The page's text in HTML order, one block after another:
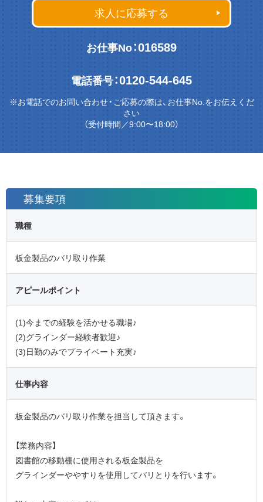
求人に応募する
お仕事No：016589
電話番号：0120-544-645
※お電話でのお問い合わせ・ご応募の際は、お仕事No.をお伝えくだ
さい
（受付時間／9:00〜18:00）
募集要項
職種
板金製品のバリ取り作業
アピールポイント
(1)今までの経験を活かせる職場♪
(2)グラインダー経験者歓迎♪
(3)日勤のみでプライベート充実♪
仕事内容
板金製品のバリ取り作業を担当して頂きます。
【業務内容】
図書館の移動棚に使用される板金製品を
グラインダーややすりを使用してバリとりを行います。